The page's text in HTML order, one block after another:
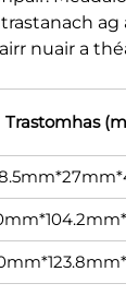
ag
nuair a
Trastomhas